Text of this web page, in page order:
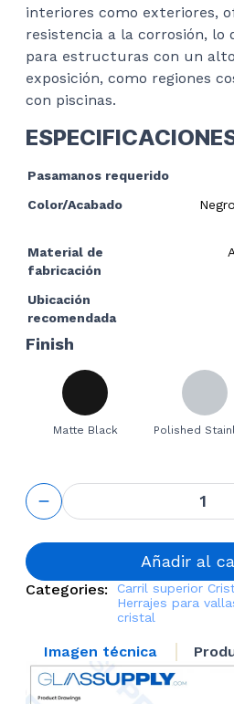
interiores como exteriores,
resistencia a la corrosión,
para estructuras con un
exposición, como regiones
con piscinas.
Pasamanos requerido
Color/Acabado
Material de
fabricación
Ubicación
recomendada
Finish
Matte Black Polished
Top Rail
Horizontal
Adjustable
Connector
Añadir al
Categories: Carril superior
Herrajes para
cristal
Imagen técnica